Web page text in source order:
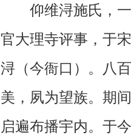
仰维浔施氏，一
官大理寺评事，于
浔（今衙口）。八
美，夙为望族。期
启遍布播宇内。于